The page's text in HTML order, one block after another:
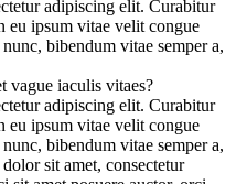
adipiscing elit. Curabitur
eu ipsum vitae velit congue
bibendum vitae semper a,
vague iaculis vitaes?
adipiscing elit. Curabitur
eu ipsum vitae velit congue
bibendum vitae semper a,
sit amet, consectetur